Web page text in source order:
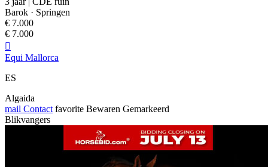
Barok · Springen
€ 7.000
€ 7.000

Equi Mallorca
ES
Algaida
mail Contact favorite Bewaren Gemarkeerd
Blikvangers